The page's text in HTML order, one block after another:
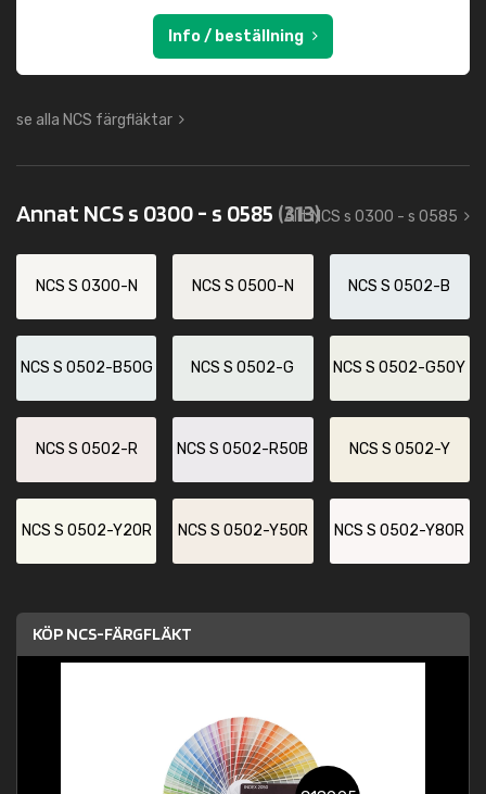
Info / beställning
se alla NCS färgfläktar
Annat NCS s 0300 - s 0585 (313)
Allt NCS s 0300 - s 0585
NCS S 0300-N NCS S 0500-N NCS S 0502-B
NCS S 0502-B50G NCS S 0502-G NCS S 0502-G50Y
NCS S 0502-R NCS S 0502-R50B NCS S 0502-Y
NCS S 0502-Y20R NCS S 0502-Y50R NCS S 0502-Y80R
KÖP NCS-FÄRGFLÄKT